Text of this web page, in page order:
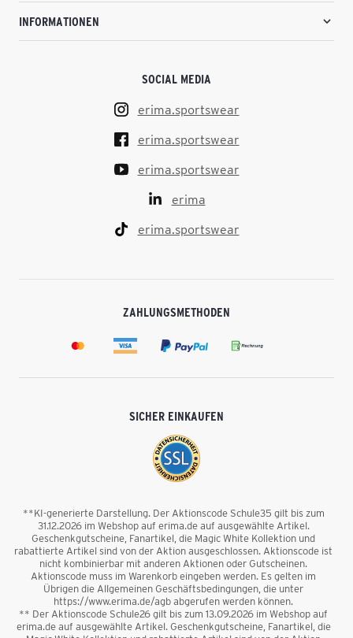
INFORMATIONEN
SOCIAL MEDIA
erima.sportswear
erima.sportswear
erima.sportswear
erima
erima.sportswear
ZAHLUNGSMETHODEN
SICHER EINKAUFEN
**KI-generierte Darstellung. Der Aktionscode Schule35 gilt bis zum
31.12.2026 im Webshop auf erima.de auf ausgewählte Artikel.
Geschenkgutscheine, Fanartikel, die Magic White Kollektion und
rabattierte Artikel sind von der Aktion ausgeschlossen. Aktionscode ist
nicht kombinierbar mit anderen Aktionen oder Gutscheinen.
Aktionscode muss im Warenkorb eingeben werden. Es gelten im
Übrigen die Allgemeinen Geschäftsbedingungen, die unter
https://www.erima.de/agb abgerufen werden können.
** Der Aktionscode Schule26 gilt bis zum 13.09.2026 im Webshop auf
erima.de auf ausgewählte Artikel. Geschenkgutscheine, Fanartikel, die